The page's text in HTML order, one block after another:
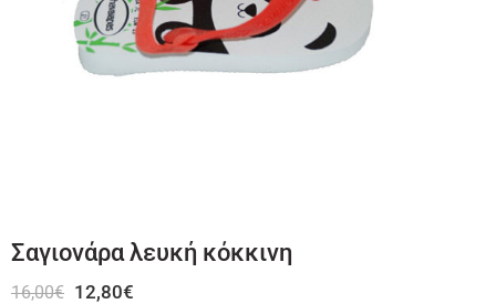
Σαγιονάρα λευκή κόκκινη
16,00€ 12,80€